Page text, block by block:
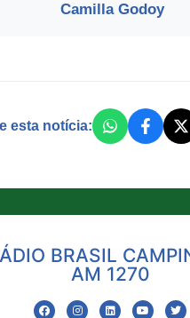
Camilla Godoy
esta notícia:
BRASIL
AM 1270